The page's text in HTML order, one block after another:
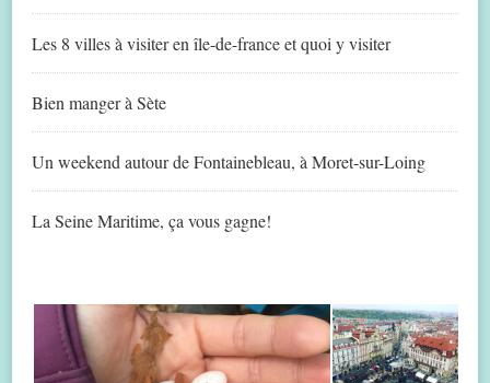
Les 8 villes à visiter en île-de-france et quoi y visiter
Bien manger à Sète
Un weekend autour de Fontainebleau, à Moret-sur-Loing
La Seine Maritime, ça vous gagne!